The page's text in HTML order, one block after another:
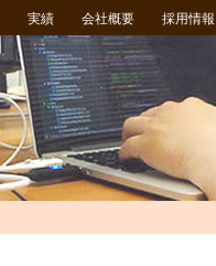
実績 会社概要 採用情報